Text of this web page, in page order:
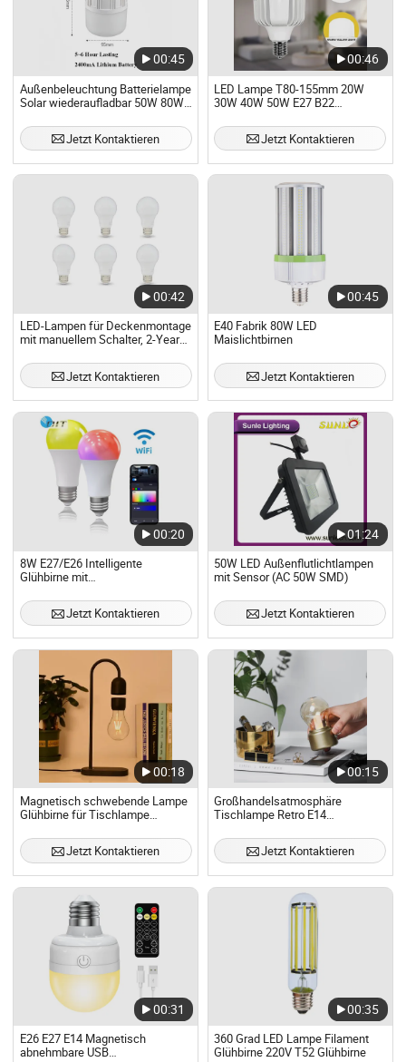
00:45
Außenbeleuchtung Batterielampe
Solar wiederaufladbar 50W 80W
Notfall LED Solarlicht Glühbirne
Jetzt Kontaktieren
00:46
LED Lampe T80-155mm 20W
30W 40W 50W E27 B22
LED Glühbirne
Jetzt Kontaktieren
00:42
LED-Lampen für Deckenmontage
mit manuellem Schalter, 2-Year
Jetzt Kontaktieren
00:45
E40 Fabrik 80W LED
Maislichtbirnen
Jetzt Kontaktieren
00:20
8W E27/E26 Intelligente
Glühbirne mit
Jetzt Kontaktieren
01:24
50W LED Außenflutlichtlampen
mit Sensor (AC 50W SMD)
Jetzt Kontaktieren
00:18
Magnetisch schwebende Lampe
Glühbirne für Tischlampe
Jetzt Kontaktieren
00:15
Großhandelsatmosphäre
Tischlampe Retro E14
Lampenbirne
Jetzt Kontaktieren
00:31
E26 E27 E14 Magnetisch
abnehmbare USB
00:35
360 Grad LED Lampe Filament
Glühbirne 220V T52 Glühbirne